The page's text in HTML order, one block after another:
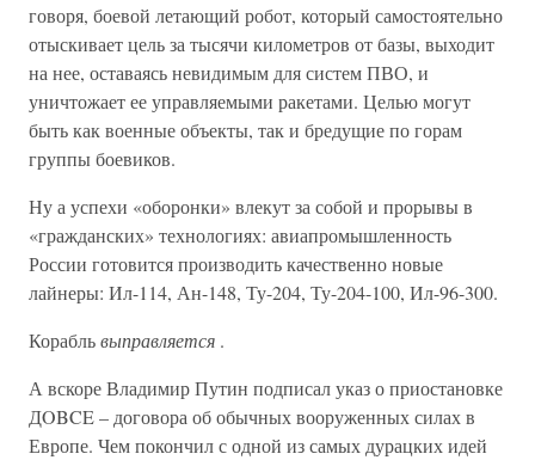
говоря, боевой летающий робот, который самостоятельно
отыскивает цель за тысячи километров от базы, выходит
на нее, оставаясь невидимым для систем ПВО, и
уничтожает ее управляемыми ракетами. Целью могут
быть как военные объекты, так и бредущие по горам
группы боевиков.
Ну а успехи «оборонки» влекут за собой и прорывы в
«гражданских» технологиях: авиапромышленность
России готовится производить качественно новые
лайнеры: Ил-114, Ан-148, Ту-204, Ту-204-100, Ил-96-300.
Корабльвыправляется .
А вскоре Владимир Путин подписал указ о приостановке
ДOBCE – договора об обычных вооруженных силах в
Европе. Чем покончил с одной из самых дурацких идей